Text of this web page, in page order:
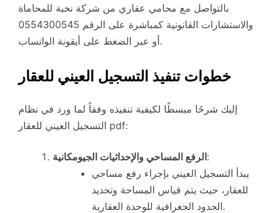
بالتواصل مع محامي عقاري من شركة نخبة للمحاماة
والاستشارات القانونية كمباشرة على الرقم 0554300545
أو عبر الضغط على أيقونة الواتساب.
خطوات تنفيذ التسجيل العيني للعقار
إليك شرحًا مبسطًا لكيفية تنفيذه وفقاً لما ورد في نظام
التسجيل العيني للعقار pdf:
الرفع المساحي والإحداثيات الجيومكانية:
يبدأ التسجيل العيني بإجراء رفع مساحي
للعقار، حيث يتم قياس المساحة وتحديد
الحدود الجغرافية للوحدة العقارية.